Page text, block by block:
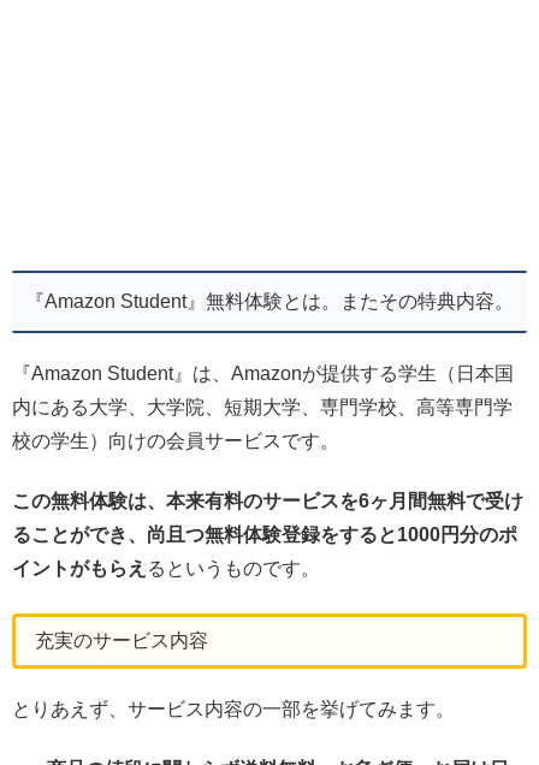
『Amazon Student』無料体験とは。またその特典内容。
『Amazon Student』は、Amazonが提供する学生（日本国
内にある大学、大学院、短期大学、専門学校、高等専門学
校の学生）向けの会員サービスです。
この無料体験は、本来有料のサービスを6ヶ月間無料で受け
ることができ、尚且つ無料体験登録をすると1000円分のポ
イントがもらえ るというものです。
充実のサービス内容
とりあえず、サービス内容の一部を挙げてみます。